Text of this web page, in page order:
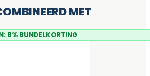
MET
8% BUNDELKORTING